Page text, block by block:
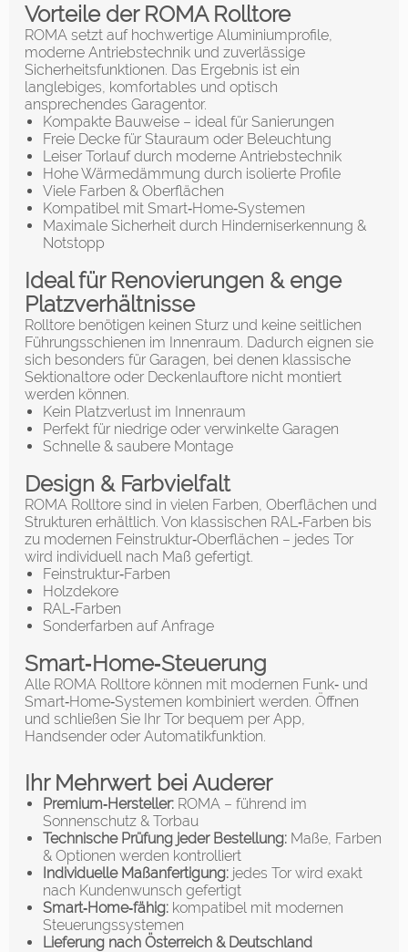
Vorteile der ROMA Rolltore
ROMA setzt auf hochwertige Aluminiumprofile,
moderne Antriebstechnik und zuverlässige
Sicherheitsfunktionen. Das Ergebnis ist ein
langlebiges, komfortables und optisch
ansprechendes Garagentor.
Kompakte Bauweise – ideal für Sanierungen
Freie Decke für Stauraum oder Beleuchtung
Leiser Torlauf durch moderne Antriebstechnik
Hohe Wärmedämmung durch isolierte Profile
Viele Farben & Oberflächen
Kompatibel mit Smart‑Home‑Systemen
Maximale Sicherheit durch Hinderniserkennung &
Notstopp
Ideal für Renovierungen & enge
Platzverhältnisse
Rolltore benötigen keinen Sturz und keine seitlichen
Führungsschienen im Innenraum. Dadurch eignen sie
sich besonders für Garagen, bei denen klassische
Sektionaltore oder Deckenlauftore nicht montiert
werden können.
Kein Platzverlust im Innenraum
Perfekt für niedrige oder verwinkelte Garagen
Schnelle & saubere Montage
Design & Farbvielfalt
ROMA Rolltore sind in vielen Farben, Oberflächen und
Strukturen erhältlich. Von klassischen RAL‑Farben bis
zu modernen Feinstruktur‑Oberflächen – jedes Tor
wird individuell nach Maß gefertigt.
Feinstruktur‑Farben
Holzdekore
RAL‑Farben
Sonderfarben auf Anfrage
Smart‑Home‑Steuerung
Alle ROMA Rolltore können mit modernen Funk‑ und
Smart‑Home‑Systemen kombiniert werden. Öffnen
und schließen Sie Ihr Tor bequem per App,
Handsender oder Automatikfunktion.
Ihr Mehrwert bei Auderer
Premium‑Hersteller: ROMA – führend im
Sonnenschutz & Torbau
Technische Prüfung jeder Bestellung: Maße, Farben
& Optionen werden kontrolliert
Individuelle Maßanfertigung: jedes Tor wird exakt
nach Kundenwunsch gefertigt
Smart‑Home‑fähig: kompatibel mit modernen
Steuerungssystemen
Lieferung nach Österreich & Deutschland